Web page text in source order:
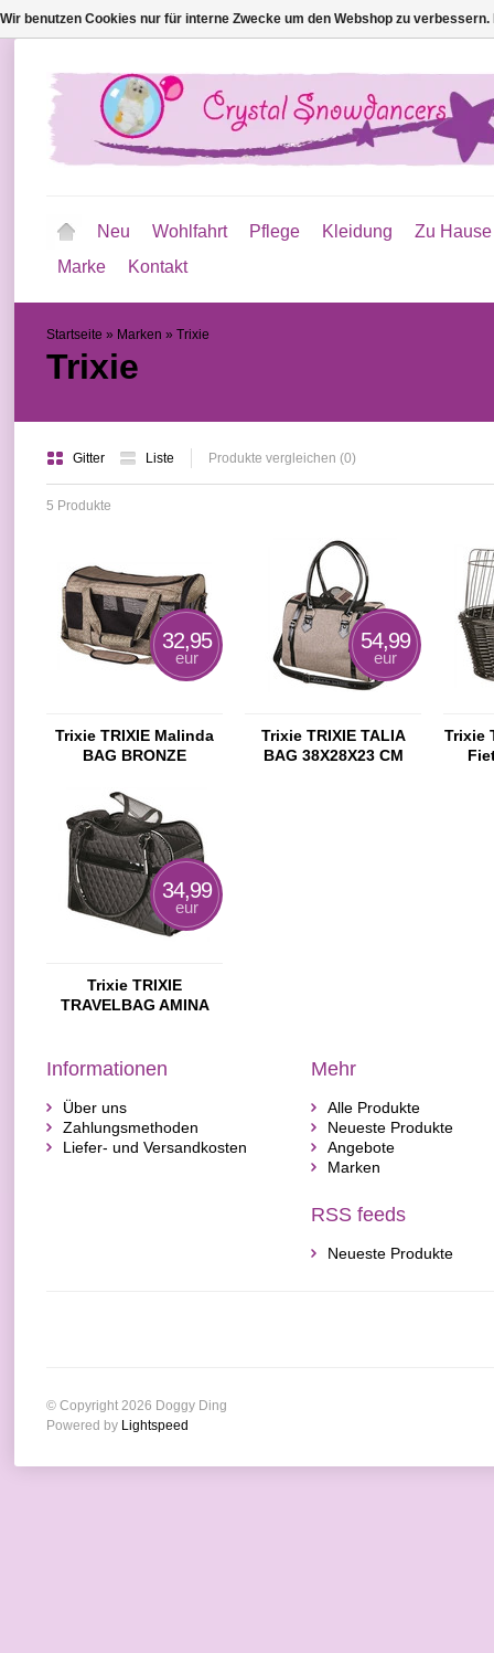
Neu Wohlfahrt Pflege Kleidung
Zu Hause
Marke
Kontakt
Startseite » Marken » Trixie
Trixie
Gitter Liste Produkte vergleichen (0)
5 Produkte
32,95
eur
Trixie TRIXIE Malinda
BAG BRONZE
54,99
eur
Trixie TRIXIE TALIA
BAG 38X28X23 CM
Trixie
34,99
eur
Trixie TRIXIE
TRAVELBAG AMINA
Informationen
Über uns
Zahlungsmethoden
Liefer- und Versandkosten
Mehr
Alle Produkte
Neueste Produkte
Angebote
Marken
RSS feeds
Neueste Produkte
© Copyright 2026 Doggy Ding
Powered by Lightspeed
Wir benutzen Cookies nur für interne Zwecke um den Webshop zu